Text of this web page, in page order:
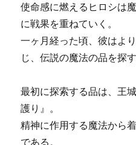
使命感に燃えるヒロシは
に戦果を重ねていく。
一ヶ月経った頃、彼はよ
じ、伝説の魔法の品を探
最初に探索する品は、王
護り』。
精神に作用する魔法から
である。